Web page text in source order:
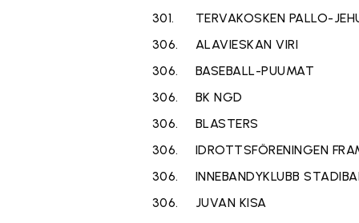
301.
TERVAKOSKEN PALLO-
306.
ALAVIESKAN VIRI
306.
BASEBALL-PUUMAT
306.
BK NGD
306.
BLASTERS
306.
IDROTTSFÖRENINGEN
306.
INNEBANDYKLUBB
306.
JUVAN KISA